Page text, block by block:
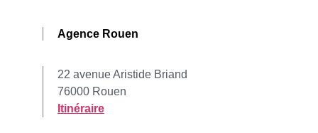
Agence Rouen
22 avenue Aristide Briand
76000 Rouen
Itinéraire